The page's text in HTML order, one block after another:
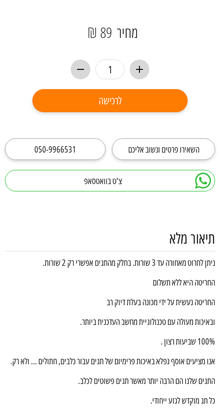
מחיר 89 ₪
לרכישה
השאירו פרטים ונשוב אליכם 050-9966531
צ'ט בוואטסאפ
תיאור מלא
ניתן לחרוט מאחורה עד 3 שורות. בחלק מהתגים אפשרי רק 2 שורות.
החריטה היא ללא תשלום
החריטה נעשית על ידי מכונה בעלת דיוק רב
ובאיכות מעולה עם טכנולוגיית מחשב העדכנית ביותר.
100% שביעות רצון .
אנו מציעים אוסף נפלא באיכות פרימיום של תגים עבור כלבים, חתולים … ולא רק.
התגים שלנו הם הרבה יותר מאשר תגים פשוטים לכלב.
כל תג מוקדש לגזע ייחודי.